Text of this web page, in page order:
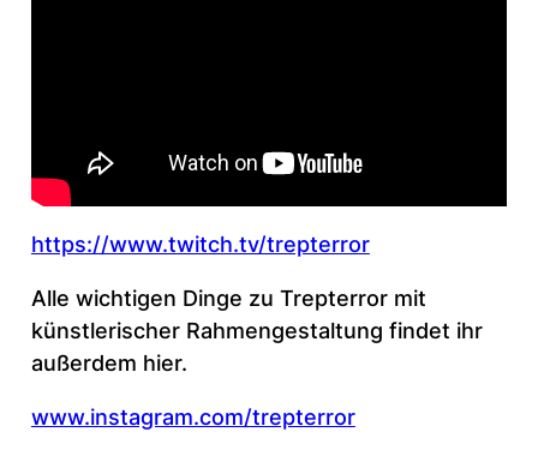
https://www.twitch.tv/trepterror
Alle wichtigen Dinge zu Trepterror mit
künstlerischer Rahmengestaltung findet ihr
außerdem hier.
www.instagram.com/trepterror